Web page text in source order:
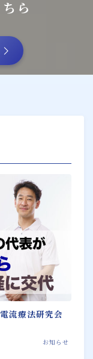
ら
流療法研究会
お知らせ